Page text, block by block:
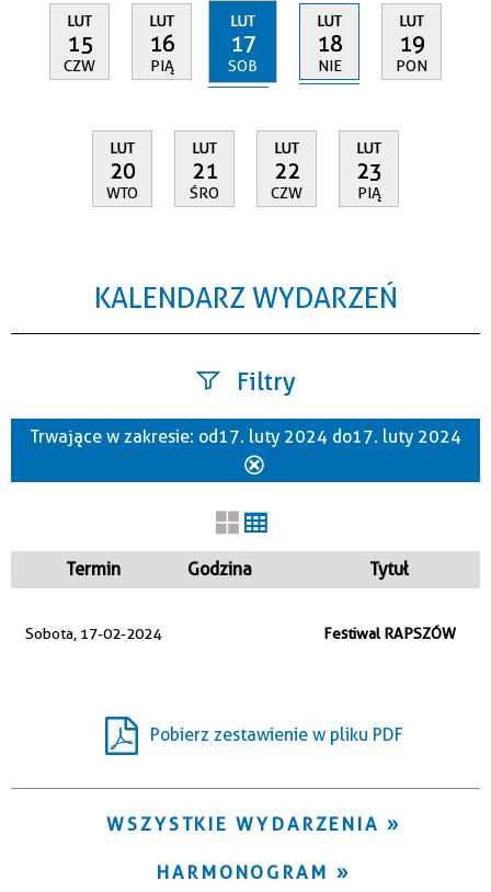
LUT
15
CZW
LUT
16
PIĄ
LUT
17
SOB
LUT
18
NIE
LUT
19
PON
LUT
20
WTO
LUT
21
ŚRO
LUT
22
CZW
LUT
23
PIĄ
KALENDARZ WYDARZEŃ
Filtry
Szukana fraza
Trwające w zakresie: od 17. luty 2024 do 17. luty 2024
filtr
Termin Godzina Tytuł
Sobota, 17-02-2024 Festiwal RAPSZÓW
Pobierz zestawienie w pliku PDF
WSZYSTKIE WYDARZENIA
HARMONOGRAM